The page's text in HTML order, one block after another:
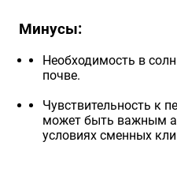
Минусы:
Необходимость в
почве.
Чувствительность к
может быть важным
условиях сменных